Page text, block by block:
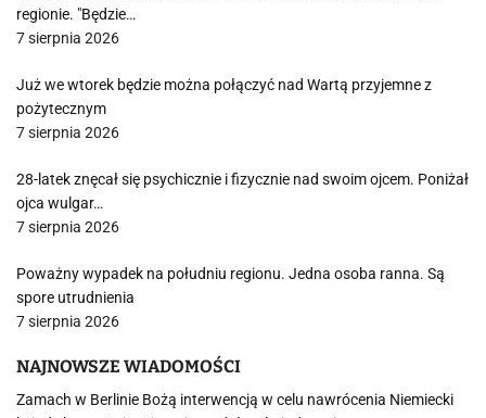
regionie. "Będzie…
7 sierpnia 2026
Już we wtorek będzie można połączyć nad Wartą przyjemne z
pożytecznym
7 sierpnia 2026
28-latek znęcał się psychicznie i fizycznie nad swoim ojcem. Poniżał
ojca wulgar…
7 sierpnia 2026
Poważny wypadek na południu regionu. Jedna osoba ranna. Są
spore utrudnienia
7 sierpnia 2026
NAJNOWSZE WIADOMOŚCI
Zamach w Berlinie Bożą interwencją w celu nawrócenia Niemiecki